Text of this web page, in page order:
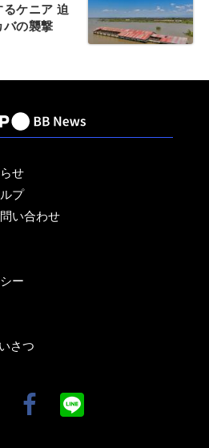
ケニア 迫
の襲撃
せ
プ
い合わせ
ー
さつ